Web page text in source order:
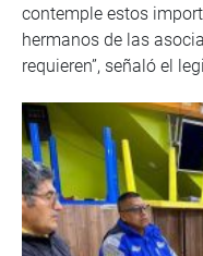
contemple estos
hermanos de las
requieren”, señaló el